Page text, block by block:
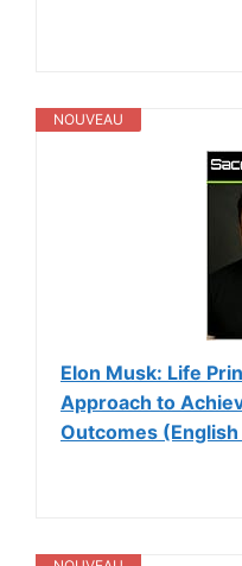
NOUVEAU
Elon Musk: Life
Approach to
Outcomes